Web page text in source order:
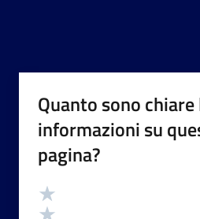
Quanto sono chiare
informazioni su
pagina?
Valutazione